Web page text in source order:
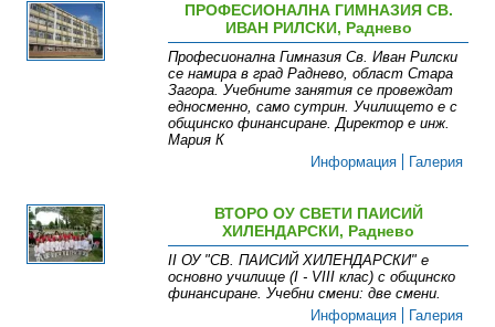
ПРОФЕСИОНАЛНА ГИМНАЗИЯ СВ.
ИВАН РИЛСКИ, Раднево
Професионална Гимназия Св. Иван Рилски
се намира в град Раднево, област Стара
Загора. Учебните занятия се провеждат
едносменно, само сутрин. Училището е с
общинско финансиране. Директор е инж.
Мария К
Информация
Галерия
ВТОРО ОУ СВЕТИ ПАИСИЙ
ХИЛЕНДАРСКИ, Раднево
ІІ ОУ "СВ. ПАИСИЙ ХИЛЕНДАРСКИ " е
основно училище (І - VІІІ клас) с общинско
финансиране. Учебни смени: две смени .
Информация
Галерия